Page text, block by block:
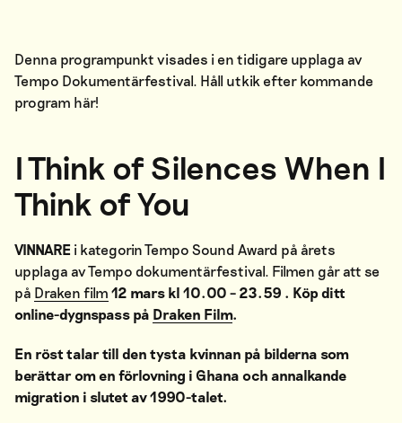
Denna programpunkt visades i en tidigare upplaga av
Tempo Dokumentärfestival. Håll utkik efter kommande
program här!
I Think of Silences When I
Think of You
VINNARE i kategorin Tempo Sound Award på årets
upplaga av Tempo dokumentärfestival. Filmen går att se
på Draken film 12 mars kl 10.00 – 23.59 . Köp ditt
online-dygnspass på Draken Film.
En röst talar till den tysta kvinnan på bilderna som
berättar om en förlovning i Ghana och annalkande
migration i slutet av 1990-talet.